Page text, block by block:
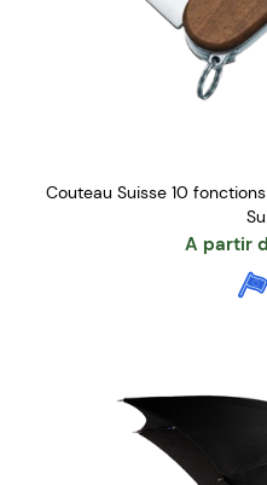
Couteau Suisse 10
A partir